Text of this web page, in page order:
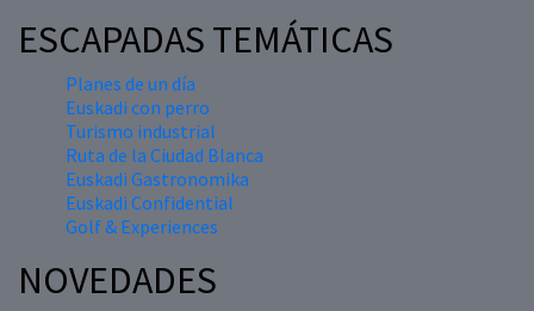
ESCAPADAS TEMÁTICAS
Planes de un día
Euskadi con perro
Turismo industrial
Ruta de la Ciudad Blanca
Euskadi Gastronomika
Euskadi Confidential
Golf & Experiences
NOVEDADES